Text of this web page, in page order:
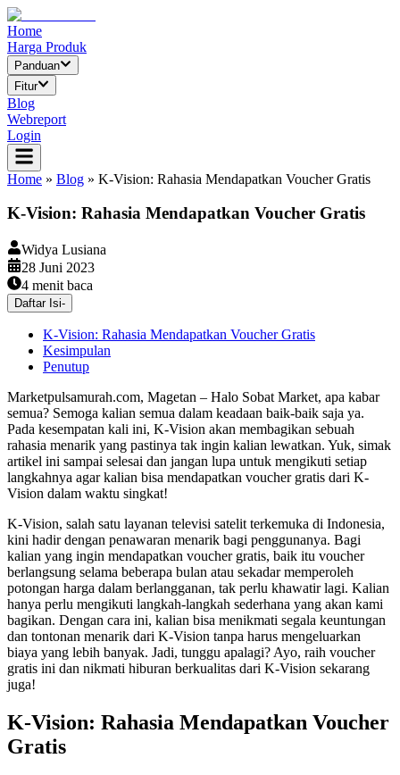
Home
Harga Produk
Panduan
Fitur
Blog
Webreport
Login
Home » Blog » K-Vision: Rahasia Mendapatkan Voucher Gratis
K-Vision: Rahasia Mendapatkan Voucher Gratis
Widya Lusiana
28 Juni 2023
4 menit baca
Daftar Isi-
K-Vision: Rahasia Mendapatkan Voucher Gratis
Kesimpulan
Penutup
Marketpulsamurah.com, Magetan – Halo Sobat Market, apa kabar
semua? Semoga kalian semua dalam keadaan baik-baik saja ya.
Pada kesempatan kali ini, K-Vision akan membagikan sebuah
rahasia menarik yang pastinya tak ingin kalian lewatkan. Yuk, simak
artikel ini sampai selesai dan jangan lupa untuk mengikuti setiap
langkahnya agar kalian bisa mendapatkan voucher gratis dari K-
Vision dalam waktu singkat!
K-Vision, salah satu layanan televisi satelit terkemuka di Indonesia,
kini hadir dengan penawaran menarik bagi penggunanya. Bagi
kalian yang ingin mendapatkan voucher gratis, baik itu voucher
berlangsung selama beberapa bulan atau sekadar memperoleh
potongan harga dalam berlangganan, tak perlu khawatir lagi. Kalian
hanya perlu mengikuti langkah-langkah sederhana yang akan kami
bagikan. Dengan cara ini, kalian bisa menikmati segala keuntungan
dan tontonan menarik dari K-Vision tanpa harus mengeluarkan
biaya yang lebih banyak. Jadi, tunggu apalagi? Ayo, raih voucher
gratis ini dan nikmati hiburan berkualitas dari K-Vision sekarang
juga!
K-Vision: Rahasia Mendapatkan Voucher
Gratis